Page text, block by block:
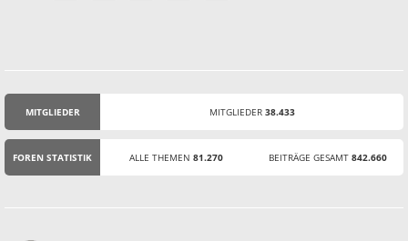
MITGLIEDER MITGLIEDER 38.433
FOREN STATISTIK ALLE THEMEN 81.270 BEITRÄGE GESAMT 842.660